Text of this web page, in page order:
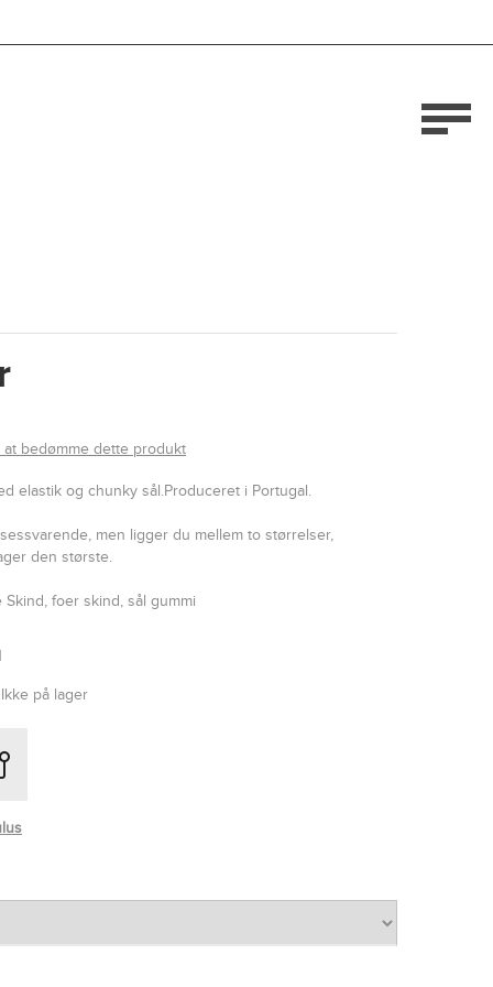
bedømme dette produkt
elastik og chunky sål.Produceret i Portugal.
men ligger du mellem to størrelser,
den største.
Skind, foer skind, sål gummi
Ikke på lager